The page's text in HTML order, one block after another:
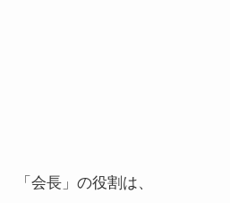
「会長」の役割は、